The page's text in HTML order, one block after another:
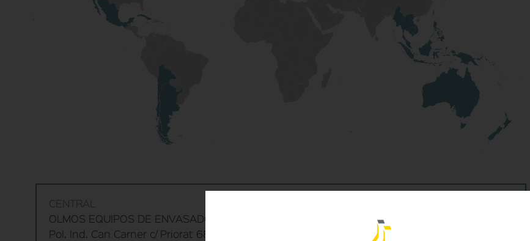
CENTRAL
OLMOS EQUIPOS DE ENVASADO
Pol. Ind. Can Carner c/ Priorat 68-70